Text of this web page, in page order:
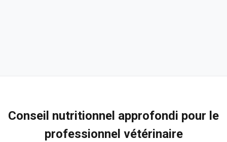
Conseil nutritionnel approfondi pour le
professionnel vétérinaire